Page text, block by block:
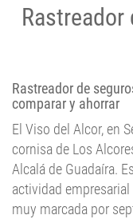
Rastreador
Rastreador de
comparar y ahorrar
El Viso del Alcor, en
cornisa de Los
Alcalá de Guadaíra.
actividad
muy marcada por